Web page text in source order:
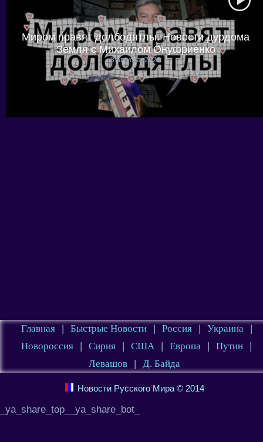
Миром правят долбодятлы. Новости дурдома
Земля с Михаилом Онуфриенко
8 августа, 2026
Главная | Быстрые Новости | Россия | Украина
|
Новороссия
| Сирия | США | Европа | Путин
|
Левашов
| Д. Байда
Новости Русского Мира © 2014
_ya_share_top__ya_share_bot_